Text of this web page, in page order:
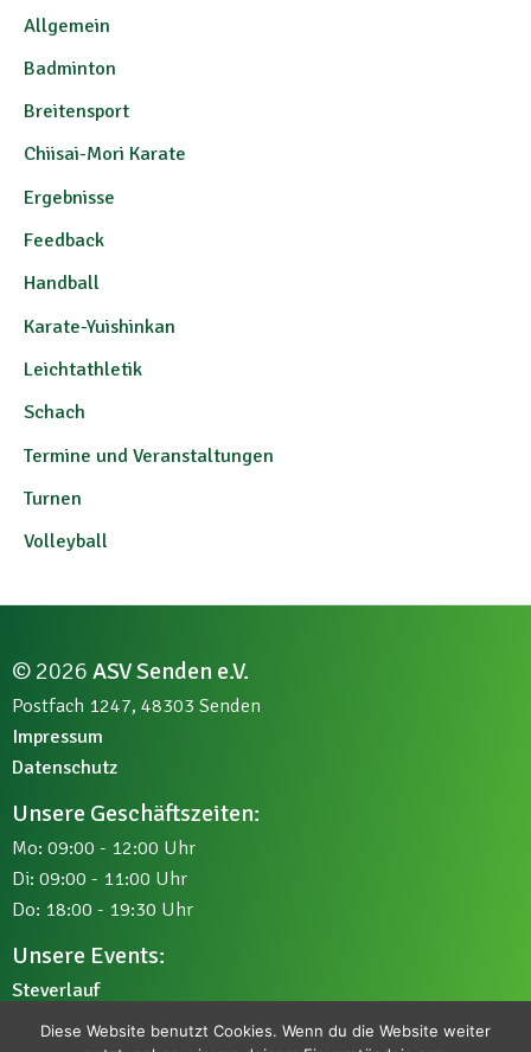
Allgemein
Badminton
Breitensport
Chiisai-Mori Karate
Ergebnisse
Feedback
Handball
Karate-Yuishinkan
Leichtathletik
Schach
Termine und Veranstaltungen
Turnen
Volleyball
© 2026 ASV Senden e.V.
Postfach 1247, 48303 Senden
Impressum
Datenschutz
Unsere Geschäftszeiten:
Mo: 09:00 - 12:00 Uhr
Di: 09:00 - 11:00 Uhr
Do: 18:00 - 19:30 Uhr
Unsere Events:
Steverlauf
Kleinkinder-Sportfest
Diese Website benutzt Cookies. Wenn du die Website weiter